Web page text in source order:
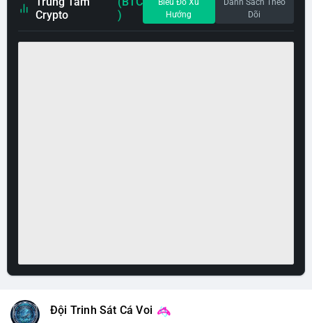
Crypto
)
Biểu Đồ Xu
Hướng
Danh Sách Theo
Dõi
Đội Trinh Sát Cá Voi